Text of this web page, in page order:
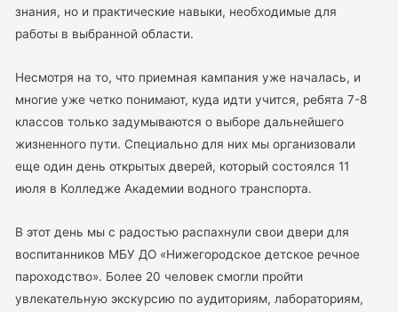
знания, но и практические навыки, необходимые для
работы в выбранной области.
Несмотря на то, что приемная кампания уже началась, и
многие уже четко понимают, куда идти учится, ребята 7-8
классов только задумываются о выборе дальнейшего
жизненного пути. Специально для них мы организовали
еще один день открытых дверей, который состоялся 11
июля в Колледже Академии водного транспорта.
В этот день мы с радостью распахнули свои двери для
воспитанников МБУ ДО «Нижегородское детское речное
пароходство». Более 20 человек смогли пройти
увлекательную экскурсию по аудиториям, лабораториям,